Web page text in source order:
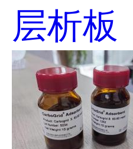
层析板